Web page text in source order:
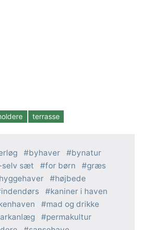
terrasse
byhaver
bynatur
selv sæt for børn
græs
hyggehaver
højbede
indendørs
kaniner i haven
mad og drikke
permakultur